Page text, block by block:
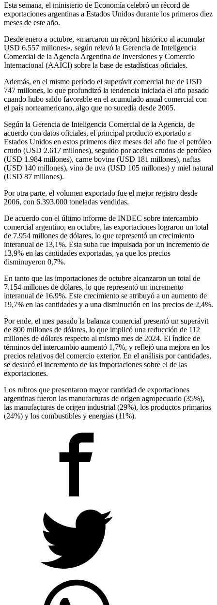
Esta semana, el ministerio de Economía celebró un récord de
exportaciones argentinas a Estados Unidos durante los primeros diez
meses de este año.
Desde enero a octubre, «marcaron un récord histórico al acumular
USD 6.557 millones», según relevó la Gerencia de Inteligencia
Comercial de la Agencia Argentina de Inversiones y Comercio
Internacional (AAICI) sobre la base de estadísticas oficiales.
Además, en el mismo período el superávit comercial fue de USD
747 millones, lo que profundizó la tendencia iniciada el año pasado
cuando hubo saldo favorable en el acumulado anual comercial con
el país norteamericano, algo que no sucedía desde 2005.
Según la Gerencia de Inteligencia Comercial de la Agencia, de
acuerdo con datos oficiales, el principal producto exportado a
Estados Unidos en estos primeros diez meses del año fue el petróleo
crudo (USD 2.617 millones), seguido por aceites crudos de petróleo
(USD 1.984 millones), carne bovina (USD 181 millones), naftas
(USD 140 millones), vino de uva (USD 105 millones) y miel natural
(USD 87 millones).
Por otra parte, el volumen exportado fue el mejor registro desde
2006, con 6.393.000 toneladas vendidas.
De acuerdo con el último informe de INDEC sobre intercambio
comercial argentino, en octubre, las exportaciones lograron un total
de 7.954 millones de dólares, lo que representó un crecimiento
interanual de 13,1%. Esta suba fue impulsada por un incremento de
13,9% en las cantidades exportadas, ya que los precios
disminuyeron 0,7%.
En tanto que las importaciones de octubre alcanzaron un total de
7.154 millones de dólares, lo que representó un incremento
interanual de 16,9%. Este crecimiento se atribuyó a un aumento de
19,7% en las cantidades y a una disminución en los precios de 2,4%.
Por ende, el mes pasado la balanza comercial presentó un superávit
de 800 millones de dólares, lo que implicó una reducción de 112
millones de dólares respecto al mismo mes de 2024. El índice de
términos del intercambio aumentó 1,7%, y reflejó una mejora en los
precios relativos del comercio exterior. En el análisis por cantidades,
se destacó el incremento de las importaciones sobre el de las
exportaciones.
Los rubros que presentaron mayor cantidad de exportaciones
argentinas fueron las manufacturas de origen agropecuario (35%),
las manufacturas de origen industrial (29%), los productos primarios
(24%) y los combustibles y energías (11%).